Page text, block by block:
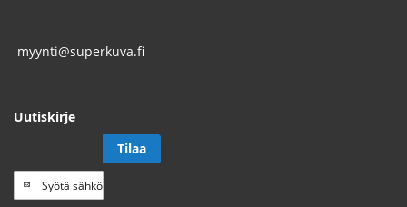
myynti@superkuva.fi
Uutiskirje
Tilaa
uutiskirje
Tilaa